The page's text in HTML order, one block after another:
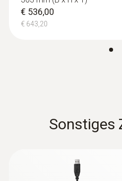
so ist ihre Ausrüstung
€ 536,00
€ 643,20
Sonstiges